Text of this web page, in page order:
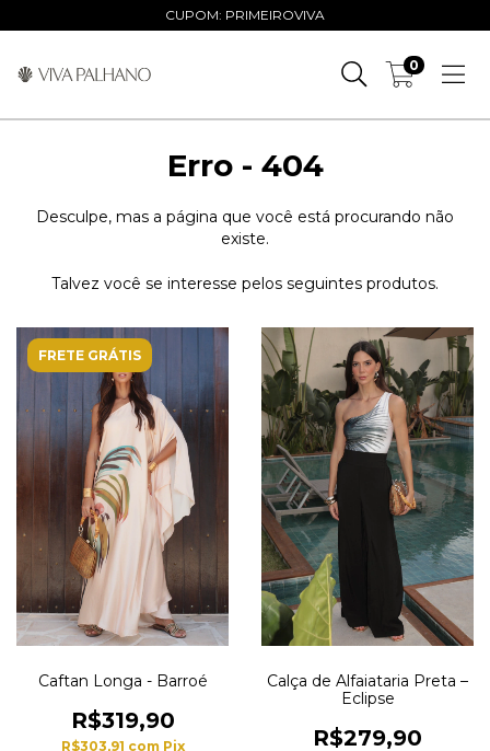
CUPOM: PRIMEIROVIVA
0
Erro - 404
Desculpe, mas a página que você está procurando não
existe.
Talvez você se interesse pelos seguintes produtos.
FRETE GRÁTIS
Caftan Longa - Barroé
R$319,90
R$303,91 com Pix
Calça de Alfaiataria Preta –
Eclipse
R$279,90